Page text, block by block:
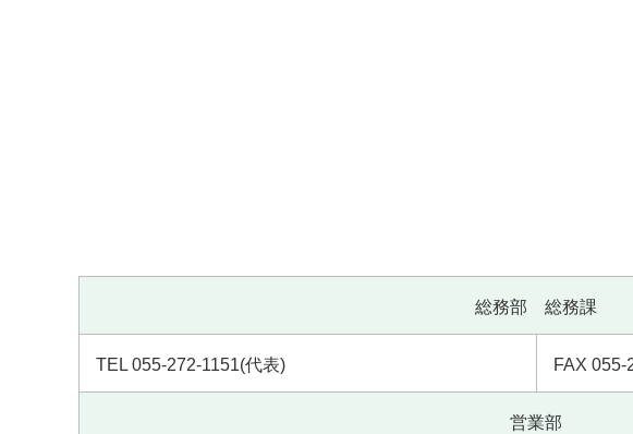
総務部 総務課
TEL 055-272-1151(代表) FAX 055-
営業部